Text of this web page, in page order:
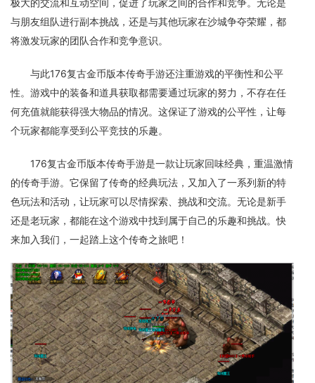
极大的交流和互动空间，促进了玩家之间的合作和竞争。无论是
与朋友组队进行副本挑战，还是与其他玩家在沙城争夺荣耀，都
将激发玩家的团队合作和竞争意识。
与此176复古金币版本传奇手游还注重游戏的平衡性和公平
性。游戏中的装备和道具获取都需要通过玩家的努力，不存在任
何充值就能获得强大物品的情况。这保证了游戏的公平性，让每
个玩家都能享受到公平竞技的乐趣。
176复古金币版本传奇手游是一款让玩家回味经典，重温激情
的传奇手游。它保留了传奇的经典玩法，又加入了一系列新的特
色玩法和活动，让玩家可以尽情探索、挑战和交流。无论是新手
还是老玩家，都能在这个游戏中找到属于自己的乐趣和挑战。快
来加入我们，一起踏上这个传奇之旅吧！